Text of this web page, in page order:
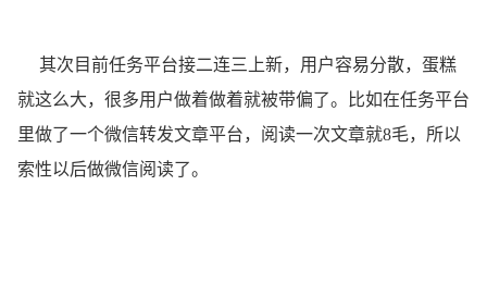
其次目前任务平台接二连三上新，用户容易分散，蛋糕
就这么大，很多用户做着做着就被带偏了。比如在任务平台
里做了一个微信转发文章平台，阅读一次文章就8毛，所以
索性以后做微信阅读了。